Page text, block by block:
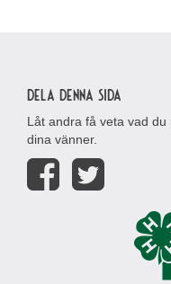
Dela denna sida
Låt andra få veta vad
dina vänner.